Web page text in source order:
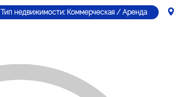
Тип недвижимости: Коммерческая / Аренда